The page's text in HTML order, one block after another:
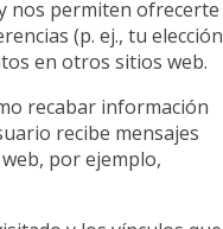
nos permiten ofrecerte
(p. ej., tu elección
en otros sitios web.
recabar información
recibe mensajes
por ejemplo,